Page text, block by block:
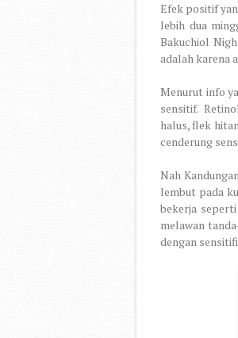
Efek positif
lebih dua
Bakuchiol
adalah karena
Menurut info
sensitif.
halus, flek
cenderung
Nah
lembut pada
bekerja
melawan
dengan